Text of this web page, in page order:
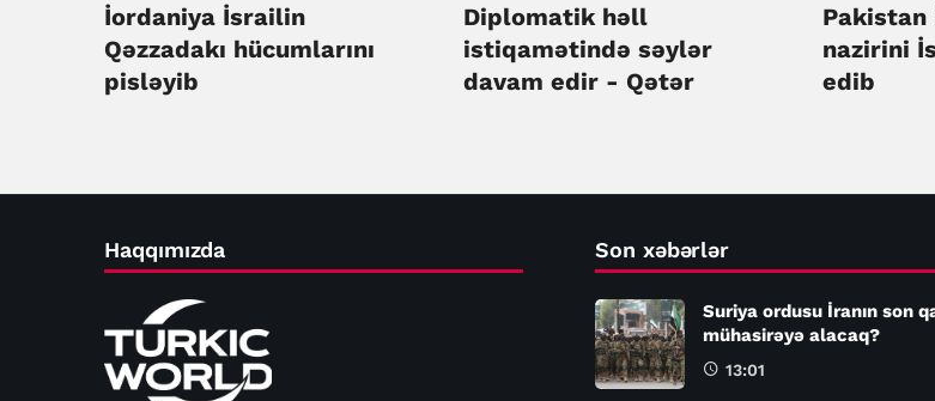
İordaniya İsrailin
Qəzzadakı hücumlarını
pisləyib
Diplomatik həll
istiqamətində səylər
davam edir - Qətər
Pakistan
nazirini
edib
Haqqımızda Son xəbərlər
Suriya ordusu İranın son
mühasirəyə alacaq?
13:01